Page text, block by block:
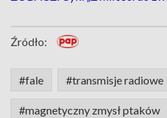
Źródło:
#fale #transmisje radiowe
#magnetyczny zmysł ptaków